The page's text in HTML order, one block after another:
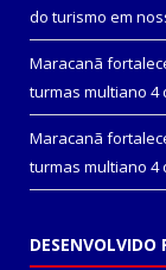
do turismo em
Maracanã
turmas multiano 4
Maracanã
turmas multiano 4
DESENVOLVIDO